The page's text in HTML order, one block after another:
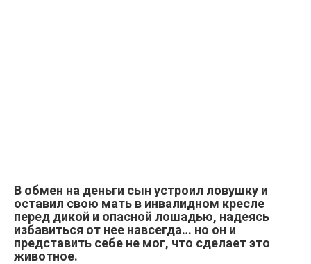
В обмен на деньги сын устроил ловушку и
оставил свою мать в инвалидном кресле
перед дикой и опасной лошадью, надеясь
избавиться от нее навсегда… но он и
представить себе не мог, что сделает это
животное.